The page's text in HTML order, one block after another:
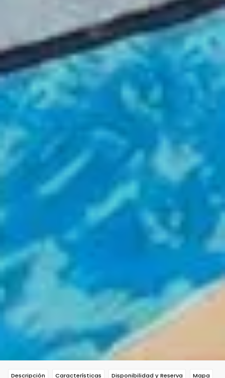
Descripción Características Disponibilidad y Reserva Mapa